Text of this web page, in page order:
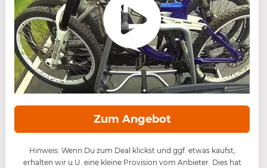
Zum Angebot
Hinweis: Wenn Du zum Deal klickst und ggf. etwas kaufst,
erhalten wir u.U. eine kleine Provision vom Anbieter. Dies hat